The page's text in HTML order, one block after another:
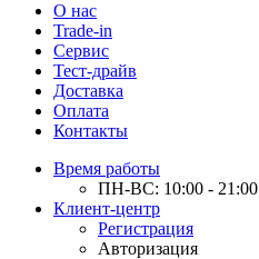
О нас
Trade-in
Сервис
Тест-драйв
Доставка
Оплата
Контакты
Время работы
ПН-ВС: 10:00 - 21:00
Клиент-центр
Регистрация
Авторизация